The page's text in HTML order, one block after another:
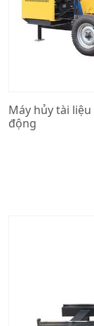
Máy hủy tài
động